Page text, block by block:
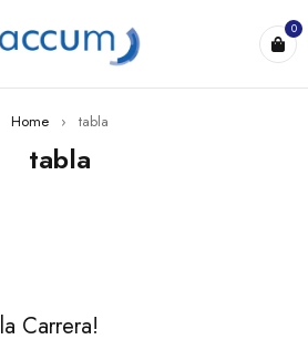
0
Home › tabla
tabla
Carrera!